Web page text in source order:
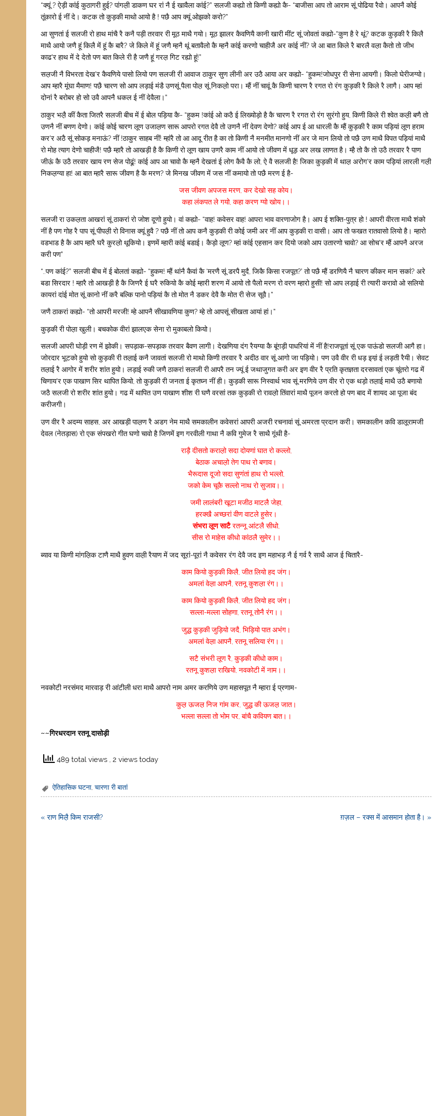
“क्यूं ? ऐड़ी कांई कुठागरी हुई? पांगल़ी डाकण घर रां नै ई खावैला कांई?” सलजी कह्यो तो किणी कह्यो कै- “बाजीसा आप तो आराम सूं पोढिया रैवो। आपनै कोई
तूंकारो ई नीं दे। कटक तो कुड़की माथो आयो है ! पछै आप क्यूं ओझको करो?”
आ सुणतां ई सलजी रो हाथ मांचै रै कनै पड़ी तरवार री मूठ माथै गयो। मूठ झालर कैवणियै कानी खारी मींट सूं जोवतां कह्यो-“कुण है रे थूं? कटक कुड़की रै किलै
माथै आयो जणै हूं किलै में हूं कै बारै? जे किले में हूं जणै म्हनै थूं बतावैलो कै म्हनै कांई करणो चाहीजै अर कांई नीं? जे आ बात किले रै बारलै वल़ा कैतो तो जीभ
काढ’र हाथ में दे देतो पण बात किले री है जणै हूं गरल़ गिट रह्यो हूं!”
सल़जी नै विभरता देख’र कैवणिये पासो लियो पण सलजी री आवाज ठाकुर सुण लीनी अर उठै आया अर कह्यो- “हुकम!जोधपुर री सेना आयगी। किलो घेरीजग्यो।
आप म्हारै मूंघा मैमाण! पछै चारण सो आप लड़ाई मंडै उणसूं पैला पोल़ सूं निकल़ो परा। म्हैं नीं चावूं कै किणी चारण रै रगत रो रंग कुड़की रै किले रै लागै। आप म्हां
दोनां रै बरोबर हो सो उवै आपनै धकल ई नीं देवैला।”
ठाकुर भल़ै कीं कैता जितरै सलजी बीच में ई बोल पड़िया कै- “हुकम !कांई ओ कठै ई लिख्योड़ो है कै चारण रै रगत रो रंग सुरंगो हुय, किणी किले री श्वेत कल़ी बणै तो
उणनै नीं बणण देणो। कांई कोई चारण लूण उजाल़ण सारू आपरो रगत देवै तो उणनै नीं देवण देणो? कांई आप ई आ धारली कै म्हैं कुड़की रै काम पड़ियां लूण हराम
कर’र अठै सूं सोकड़ मनाऊं? नीं !ठाकुर साहब नीं! म्हांरै तो आ आदू रीत है का तो किणी नै मनमीत मानणो नीं अर जे मान लियो तो पछै उण माथै विपत पड़ियां माथै
रो मोह त्याग देणो चाहीजै! पछै म्हारै तो आखड़ी है कै किणी रो लूण खाय उणरै काम नीं आयो तो जीवण में धूड़ अर लख लाणत है। म्है तो कै तो उठै तरवार रै पाण
जीऊं कै उठै तरवार खाय रण सेज पोढूं! कांई आप आ चावो कै म्हनै देखतां ई लोग कैवै कै लो, ऐ वै सलजी है! जिका कुड़की में थाल़ अरोग’र काम पड़ियां लारली गल़ी
निकल़ग्या हा! आ बात म्हारै सारू जीवण है कै मरण? जे मिनख जीवण में जस नीं कमायो तो पछै मरण ई है-
जस जीवण अपजस मरण, कर देखो सह कोय।
कहा लंकपत ले गयो, कहा करण ग्यो खोय।।
सलजी रा उकल़ता आखरां सूं ठाकरां रो जोश दूणो हुयो। वां कह्यो- “वाह! कवेसर वाह! आपरा भाव वारणाजोग है। आप ई शक्ति-पुत्र हो ! आपरी वीरता माथै शंको
नीं है पण गोह रै पाप सूं पीपल़ी रो विनास क्यूं हुवै ? पछै नीं तो आप कनै कुड़की री कोई जमी अर नीं आप कुड़की रा वासी। आप तो फखत रातवासो लियो है। म्हारो
वडभाड है कै आप म्हारै घरै कुरल़ो थूकियो। इणमें म्हारी कांई बडाई। कैड़ो लूण? म्हां कांई एहसान कर दियो जको आप उतारणो चावो? आ सोच’र म्हैं आपनै अरज
करी पण”
“..पण कांई?” सलजी बीच में ई बोलतां कह्यो- “हुकम! म्हैं थांनै कैवां कै ‘मरणै सूं डरपै मुदै, जिकै किसा रजपूत?’ तो पछै म्हैं डरणियै नै चारण कीकर मान सकां? अरे
बडा सिरदार ! म्हारै तो आखड़ी है कै जिणरै ई घरै रुकियो कै कोई म्हारी शरण में आयो तो पैलो मरण रो वरण म्हारो हुसी! सो आप लड़ाई री त्यारी करावो ओ सलियो
कायरां दांई मोत सूं कानो नीं करै बल्कि पानो पड़ियां कै तो मोत नै डकर देवै कै मोत री सेज सूवै।”
जणै ठाकरां कह्यो- “तो आपरी मरजी! म्हे आपनै सीखावणिया कुण? म्हे तो आपसूं सीखता आयां हां।”
कुड़की री पोल़ा खुली। बचकोक वीरां झालएक सेना रो मुकाबलो कियो।
सलजी आपरी घोड़ी रण में झोकी। सपड़ाक-सपड़ाक तरवार बैवण लागी। देखणिया दंग रैयग्या कै बूंगड़ी पाधरियां में नीं है!राजपूतां सूं एक पाऊंडो सलजी आगै हा।
जोरदार भूटको हुयो सो कुड़की री तल़ाई कनै जावतां सलजी रो माथो किणी तरवार रै अदीठ वार सूं आगो जा पड़ियो। पण उवै वीर री धड़ इया़ं ई लड़ती रैयी। सेवट
तल़ाई रै आगोर में शरीर शांत हुयो। लड़ाई रुकी जणै ठाकरां सलजी री आपरै तन ज्यूं ई जथाजुगत करी अर इण वीर रै प्रति कृतज्ञता दरसावतां एक चूंतरो गढ में
चिणाय’र एक पाखाण सिर थापित कियो, तो कुड़की री जनता ई कृतघ्न नीं ही। कुड़की सारू निस्वार्थ भाव सूं मरणिये उण वीर रो एक थड़ो तल़ाई माथै उठै बणायो
जठै सलजी रो शरीर शांत हुयो। गढ में थापित उण पाखाण शीश री घणै वरसां तक कुड़की रो रावल़ो तिंवारां माथै पूजन करतो हो पण बाद में शायद आ पूजा बंद
करीजगी।
उण वीर रै अदम्य साहस, अर आखड़ी पाल़ण रै अडग नेम माथै समकालीन कवेसरां आपरी अजरी रचनावां सूं अमरता प्रदान करी। समकालीन कवि डालूरामजी
देवल (नेतड़ास) रो एक संपखरो गीत घणो चावो है जिणमें इण गरवीली गाथा नै कवि गुमेज रै साथै गूंथी है-
राड़ै दीसतो कराल़ो सदा दोयणां घात रो कल्लो,
बेठाक अचाल़ो तेग पाथ रो बणाव।
भैरूदास दूजो सदा सुणंतां हाथ रो भल्लो,
जको केम चूकै सल्लो नाथ रो सुजाव।।
जमी लालंबरी खूटा मजीठ माटलै जेहा,
हरक्खै अच्छरां वीण वाटले हुसेर।
संभरा लूण साटैरतन्नू आंटलै सीधो,
सीस रो माहेस कीधो कांठलै सुमेर।।
ब्याव या किणी मांगल़िक टाणै माथै हुवण वाल़ी रैयाण में जद सूरां-पूरां नै कवेसर रंग देवै जद इण महाभड़ नै ई गर्व रै साथै आज ई चितारै-
काम कियो कुड़की किलै, जीत लियो हद जंग।
अमलां वेल़ा आपनै, रतनू कुशल़ा रंग।।
काम कियो कुड़की किलै, जीत लियो हद जंग।
सल्ला-मल्ला सोहणा, रतनू तोनै रंग।।
जुद्ध कुड़की जुड़ियो जदै, भिड़ियो पात अभंग।
अमलां वेल़ा आपनै, रतनू सलिया रंग।।
सटै संभरी लूण रै, कुड़की कीधो काम।
रतनू कुशल़ा राखियो, नवकोटी में नाम।।
नवकोटी नरसंमद मारवाड़ री आंटीली धरा माथै आपरो नाम अमर करणिये उण महासपूत नै म्हारा ई प्रणाम-
कुल़ ऊजल़ निज गांम कर, जुद्ध की ऊजल़ जात।
भल्ला सल्ला तो भोम पर, बांचै कवियण बात।।
~~गिरधरदान रतनू दासोड़ी
489 total views , 2 views today
ऐतिहासिक घटना,चारणा री बातां
Post
« राण मिल़ै किम राजसी? ग़ज़ल – रक्स में आसमान होता है। »